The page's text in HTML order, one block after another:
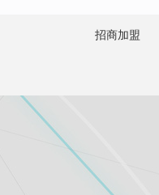
招商加盟